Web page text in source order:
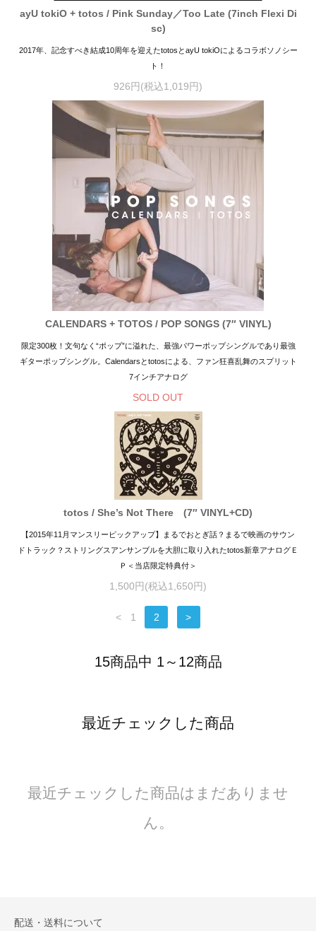
ayU tokiO + totos / Pink Sunday／Too Late (7inch Flexi Di
sc)
2017年、記念すべき結成10周年を迎えたtotosとayU tokiOによるコラボソノシー
ト！
926円(税込1,019円)
CALENDARS + TOTOS / POP SONGS (7″ VINYL)
限定300枚！文句なく“ポップ”に溢れた、最強パワーポップシングルであり最強
ギターポップシングル。Calendarsとtotosによる、ファン狂喜乱舞のスプリット
7インチアナログ
SOLD OUT
totos / She’s Not There (7″ VINYL+CD)
【2015年11月マンスリーピックアップ】まるでおとぎ話？まるで映画のサウン
ドトラック？ストリングスアンサンブルを大胆に取り入れたtotos新章アナログＥ
Ｐ＜当店限定特典付＞
1,500円(税込1,650円)
< 1 2 >
15商品中 1～12商品
最近チェックした商品
最近チェックした商品はまだありませ
ん。
配送・送料について